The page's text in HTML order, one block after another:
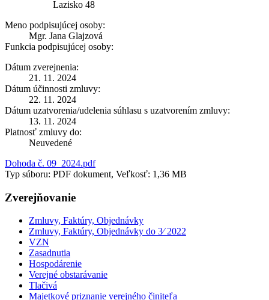
Lazisko 48
Meno podpisujúcej osoby:
Mgr. Jana Glajzová
Funkcia podpisujúcej osoby:
Dátum zverejnenia:
21. 11. 2024
Dátum účinnosti zmluvy:
22. 11. 2024
Dátum uzatvorenia/udelenia súhlasu s uzatvorením zmluvy:
13. 11. 2024
Platnosť zmluvy do:
Neuvedené
Dohoda č. 09_2024.pdf
Typ súboru: PDF dokument, Veľkosť: 1,36 MB
Zverejňovanie
Zmluvy, Faktúry, Objednávky
Zmluvy, Faktúry, Objednávky do 3⁄ 2022
VZN
Zasadnutia
Hospodárenie
Verejné obstarávanie
Tlačivá
Majetkové priznanie verejného činiteľa